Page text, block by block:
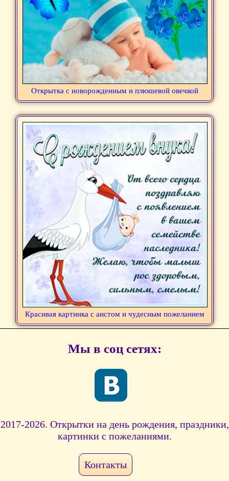
Открытка с новорожденным и плюшевой овечкой
Красивая картинка с аистом и чудесным пожеланием
Мы в соц сетях:
2017-2026. Открытки на день рождения, праздники,
картинки с пожеланиями.
Контакты